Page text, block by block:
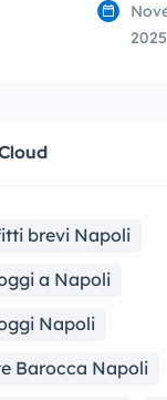
2025
brevi Napoli
a Napoli
Napoli
Barocca Napoli